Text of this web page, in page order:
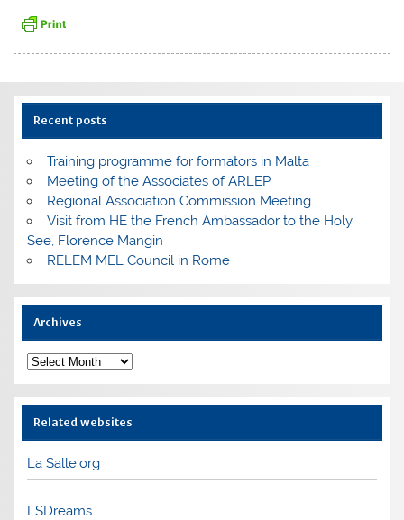
Recent posts
Training programme for formators in Malta
Meeting of the Associates of ARLEP
Regional Association Commission Meeting
Visit from HE the French Ambassador to the Holy
See, Florence Mangin
RELEM MEL Council in Rome
Archives
Archives
Related websites
La Salle.org
LSDreams